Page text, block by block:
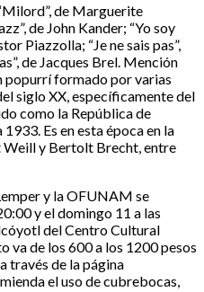
de Marguerite
de John Kander; “Yo soy
Piazzolla; “Je ne sais pas”,
de Jacques Brel. Mención
popurrí formado por varias
siglo XX, específicamente del
como la República de
Es en esta época en la
y Bertolt Brecht, entre
y la OFUNAM se
y el domingo 11 a las
del Centro Cultural
va de los 600 a los 1200 pesos
través de la página
el uso de cubrebocas,